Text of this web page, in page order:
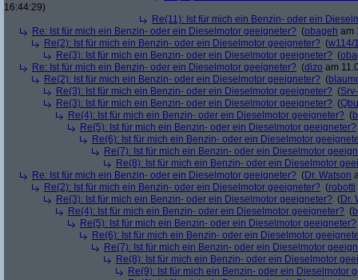
16:44:29)
Re(11): Ist für mich ein Benzin- oder ein
Re: Ist für mich ein Benzin- oder ein Dieselmotor geeigneter? (obageh am
Re(2): Ist für mich ein Benzin- oder ein Dieselmotor geeigneter? (w114/
Re(3): Ist für mich ein Benzin- oder ein Dieselmotor geeigneter? (
Re: Ist für mich ein Benzin- oder ein Dieselmotor geeigneter? (dizo am
Re(2): Ist für mich ein Benzin- oder ein Dieselmotor geeigneter? (
Re(3): Ist für mich ein Benzin- oder ein Dieselmotor geeigneter? (
Re(3): Ist für mich ein Benzin- oder ein Dieselmotor geeigneter? (
Re(4): Ist für mich ein Benzin- oder ein Dieselmotor geeigneter? (
Re(5): Ist für mich ein Benzin- oder ein Dieselmotor geeigneter?
Re(6): Ist für mich ein Benzin- oder ein Dieselmotor
Re(7): Ist für mich ein Benzin- oder ein Dieselmotor
Re(8): Ist für mich ein Benzin- oder ein Dieselmotor
Re: Ist für mich ein Benzin- oder ein Dieselmotor geeigneter? (Dr. Watson
Re(2): Ist für mich ein Benzin- oder ein Dieselmotor geeigneter? (robotti
Re(3): Ist für mich ein Benzin- oder ein Dieselmotor geeigneter? (Dr.
Re(4): Ist für mich ein Benzin- oder ein Dieselmotor geeigneter? (
Re(5): Ist für mich ein Benzin- oder ein Dieselmotor geeigneter?
Re(6): Ist für mich ein Benzin- oder ein Dieselmotor
Re(7): Ist für mich ein Benzin- oder ein Dieselmotor
Re(8): Ist für mich ein Benzin- oder ein Dieselmotor
Re(9): Ist für mich ein Benzin- oder ein Dieselmotor